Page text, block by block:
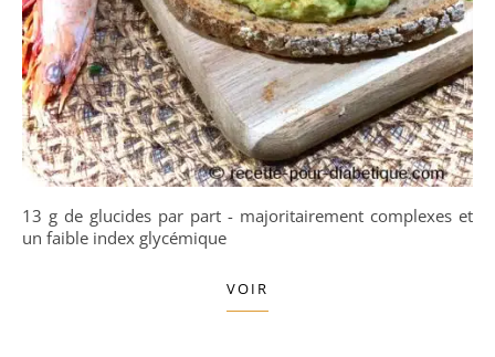
13 g de glucides par part - majoritairement complexes et
un faible index glycémique
VOIR